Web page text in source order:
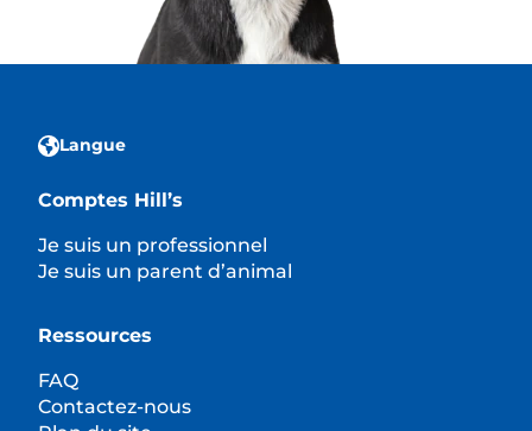
Langue
Comptes Hill’s
Je suis un professionnel
Je suis un parent d’animal
Ressources
FAQ
Contactez-nous